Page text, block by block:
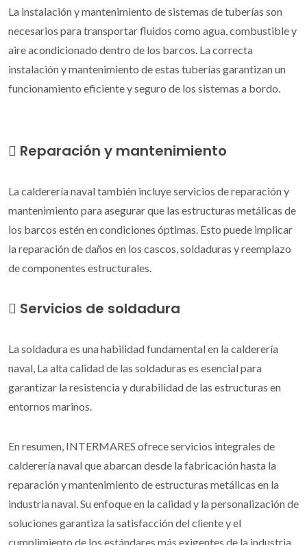
La instalación y mantenimiento de sistemas de tuberías son
necesarios para transportar fluidos como agua, combustible y
aire acondicionado dentro de los barcos. La correcta
instalación y mantenimiento de estas tuberías garantizan un
funcionamiento eficiente y seguro de los sistemas a bordo.
Reparación y mantenimiento
La calderería naval también incluye servicios de reparación y
mantenimiento para asegurar que las estructuras metálicas de
los barcos estén en condiciones óptimas. Esto puede implicar
la reparación de daños en los cascos, soldaduras y reemplazo
de componentes estructurales.
Servicios de soldadura
La soldadura es una habilidad fundamental en la calderería
naval, La alta calidad de las soldaduras es esencial para
garantizar la resistencia y durabilidad de las estructuras en
entornos marinos.
En resumen, INTERMARES ofrece servicios integrales de
calderería naval que abarcan desde la fabricación hasta la
reparación y mantenimiento de estructuras metálicas en la
industria naval. Su enfoque en la calidad y la personalización de
soluciones garantiza la satisfacción del cliente y el
cumplimiento de los estándares más exigentes de la industria.